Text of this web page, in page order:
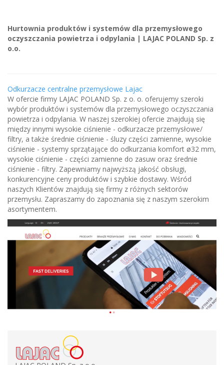
Hurtownia produktów i systemów dla przemysłowego
oczyszczania powietrza i odpylania | LAJAC POLAND Sp. z
o.o.
Odkurzacze centralne przemysłowe Lajac
W ofercie firmy LAJAC POLAND Sp. z o. o. oferujemy szeroki
wybór produktów i systemów dla przemysłowego oczyszczania
powietrza i odpylania. W naszej szerokiej ofercie znajdują się
między innymi wysokie ciśnienie - odkurzacze przemysłowe/
filtry, a także średnie ciśnienie - śluzy części zamienne, wysokie
ciśnienie - systemy sprzątające do odkurzania komfort ø32 mm,
wysokie ciśnienie - części zamienne do zasuw oraz średnie
ciśnienie - filtry. Zapewniamy najwyższą jakość obsługi,
konkurencyjne ceny produktów i szybkie dostawy. Wśród
naszych Klientów znajdują się firmy z różnych sektorów
przemysłu. Zapraszamy do zapoznania się z naszym szerokim
asortymentem.